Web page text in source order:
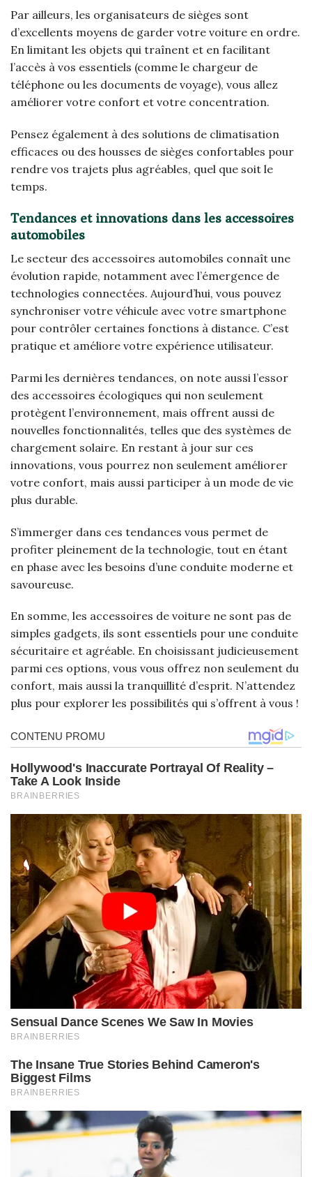
Par ailleurs, les organisateurs de sièges sont
d’excellents moyens de garder votre voiture en ordre.
En limitant les objets qui traînent et en facilitant
l’accès à vos essentiels (comme le chargeur de
téléphone ou les documents de voyage), vous allez
améliorer votre confort et votre concentration.
Pensez également à des solutions de climatisation
efficaces ou des housses de sièges confortables pour
rendre vos trajets plus agréables, quel que soit le
temps.
Tendances et innovations dans les accessoires
automobiles
Le secteur des accessoires automobiles connaît une
évolution rapide, notamment avec l’émergence de
technologies connectées. Aujourd’hui, vous pouvez
synchroniser votre véhicule avec votre smartphone
pour contrôler certaines fonctions à distance. C’est
pratique et améliore votre expérience utilisateur.
Parmi les dernières tendances, on note aussi l’essor
des accessoires écologiques qui non seulement
protègent l’environnement, mais offrent aussi de
nouvelles fonctionnalités, telles que des systèmes de
chargement solaire. En restant à jour sur ces
innovations, vous pourrez non seulement améliorer
votre confort, mais aussi participer à un mode de vie
plus durable.
S’immerger dans ces tendances vous permet de
profiter pleinement de la technologie, tout en étant
en phase avec les besoins d’une conduite moderne et
savoureuse.
En somme, les accessoires de voiture ne sont pas de
simples gadgets, ils sont essentiels pour une conduite
sécuritaire et agréable. En choisissant judicieusement
parmi ces options, vous vous offrez non seulement du
confort, mais aussi la tranquillité d’esprit. N’attendez
plus pour explorer les possibilités qui s’offrent à vous !